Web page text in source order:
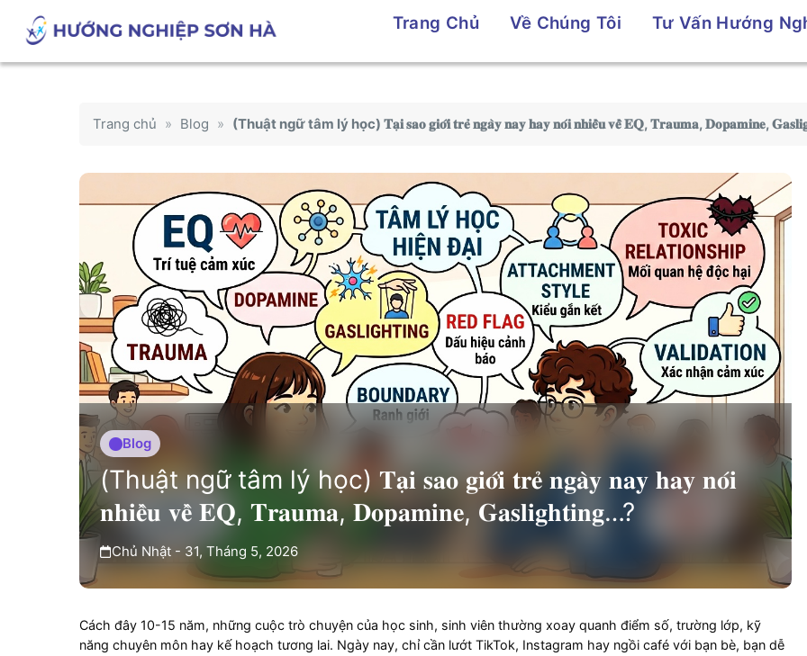
dung
Trang Chủ Về Chúng Tôi Tư Vấn Hướng
Trang chủ » Blog » (Thuật ngữ tâm lý học) 𝐓𝐚̣𝐢 𝐬𝐚𝐨 𝐠𝐢𝐨̛́𝐢 𝐭𝐫𝐞̉ 𝐧𝐠𝐚̀𝐲 𝐧𝐚𝐲 𝐡𝐚𝐲 𝐧𝐨́𝐢 𝐧𝐡𝐢𝐞̂̀𝐮 𝐯𝐞̂̀ 𝐄𝐐, 𝐓𝐫𝐚𝐮𝐦𝐚, 𝐃𝐨𝐩𝐚𝐦𝐢𝐧𝐞,
Blog
(Thuật ngữ tâm lý học) 𝐓𝐚̣𝐢 𝐬𝐚𝐨 𝐠𝐢𝐨̛́𝐢 𝐭𝐫𝐞̉ 𝐧𝐠𝐚̀𝐲 𝐧𝐚𝐲 𝐡𝐚𝐲 𝐧𝐨́𝐢
𝐧𝐡𝐢𝐞̂̀𝐮 𝐯𝐞̂̀ 𝐄𝐐, 𝐓𝐫𝐚𝐮𝐦𝐚, 𝐃𝐨𝐩𝐚𝐦𝐢𝐧𝐞, 𝐆𝐚𝐬𝐥𝐢𝐠𝐡𝐭𝐢𝐧𝐠…?
Chủ Nhật - 31, Tháng 5, 2026
Cách đây 10-15 năm, những cuộc trò chuyện của học sinh, sinh viên thường xoay quanh điểm số, trường lớp, kỹ
năng chuyên môn hay kế hoạch tương lai. Ngày nay, chỉ cần lướt TikTok, Instagram hay ngồi café với bạn bè, bạn dễ